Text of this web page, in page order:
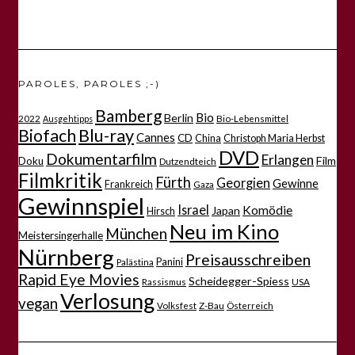
PAROLES, PAROLES ;-)
2022 Ausgehtipps BambergBerlin Bio Bio-Lebensmittel
Biofach Blu-rayCannes CD China Christoph Maria Herbst
Doku Dokumentarfilm Dutzendteich DVD Erlangen Film
Filmkritik Frankreich Fürth Gaza Georgien Gewinne
Gewinnspiel Hirsch Israel Japan Komödie
Meistersingerhalle München Neu im Kino
Nürnberg Palästina Panini Preisausschreiben
Rapid Eye Movies Rassismus Scheidegger-Spiess USA
veganVerlosung Volksfest Z-Bau Österreich